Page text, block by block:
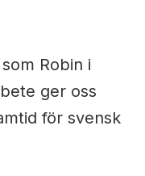
Robin i
ger oss
för svensk